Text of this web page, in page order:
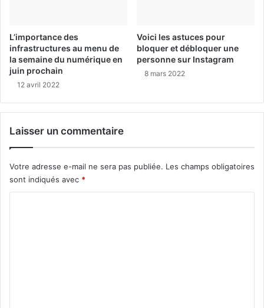
L’importance des
infrastructures au menu de
la semaine du numérique en
juin prochain
12 avril 2022
Voici les astuces pour
bloquer et débloquer une
personne sur Instagram
8 mars 2022
Laisser un commentaire
Votre adresse e-mail ne sera pas publiée. Les champs obligatoires
sont indiqués avec *